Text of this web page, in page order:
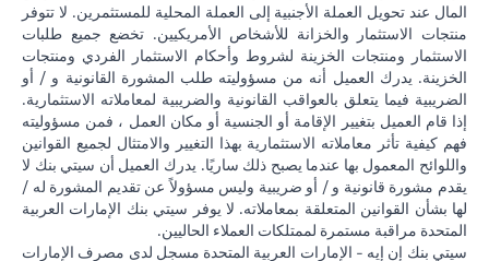
المال عند تحويل العملة الأجنبية إلى العملة المحلية للمستثمرين. لا تتوفر
منتجات الاستثمار والخزانة للأشخاص الأمريكيين. تخضع جميع طلبات
الاستثمار ومنتجات الخزينة لشروط وأحكام الاستثمار الفردي ومنتجات
الخزينة. يدرك العميل أنه من مسؤوليته طلب المشورة القانونية و / أو
الضريبية فيما يتعلق بالعواقب القانونية والضريبية لمعاملاته الاستثمارية.
إذا قام العميل بتغيير الإقامة أو الجنسية أو مكان العمل ، فمن مسؤوليته
فهم كيفية تأثر معاملاته الاستثمارية بهذا التغيير والامتثال لجميع القوانين
واللوائح المعمول بها عندما يصبح ذلك ساريًا. يدرك العميل أن سيتي بنك لا
يقدم مشورة قانونية و / أو ضريبية وليس مسؤولاً عن تقديم المشورة له /
لها بشأن القوانين المتعلقة بمعاملاته. لا يوفر سيتي بنك الإمارات العربية
المتحدة مراقبة مستمرة لممتلكات العملاء الحاليين.
سيتي بنك إن إيه - الإمارات العربية المتحدة مسجل لدى مصرف الإمارات